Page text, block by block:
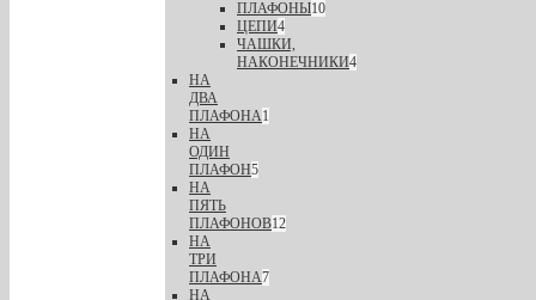
ПЛАФОНЫ10
ЦЕПИ4
ЧАШКИ,
НАКОНЕЧНИКИ4
НА
ДВА
ПЛАФОНА1
НА
ОДИН
ПЛАФОН5
НА
ПЯТЬ
ПЛАФОНОВ12
НА
ТРИ
ПЛАФОНА7
НА